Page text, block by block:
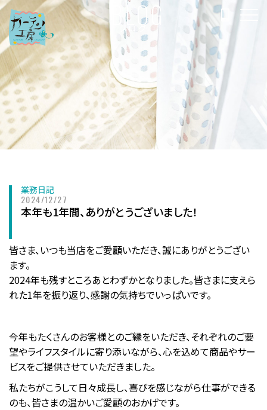
BLOG
ブログ
業務日記
2024/12/27
本年も1年間、ありがとうございました！
皆さま、いつも当店をご愛顧いただき、誠にありがとうござい
ます。
2024年も残すところあとわずかとなりました。皆さまに支えら
れた1年を振り返り、感謝の気持ちでいっぱいです。
今年もたくさんのお客様とのご縁をいただき、それぞれのご要
望やライフスタイルに寄り添いながら、心を込めて商品やサー
ビスをご提供させていただきました。
私たちがこうして日々成長し、喜びを感じながら仕事ができる
のも、皆さまの温かいご愛顧のおかげです。